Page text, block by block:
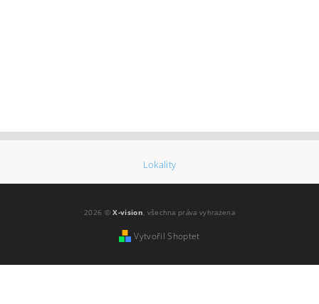
Lokality
2026 ©X-vision, všechna práva vyhrazena
Vytvořil Shoptet